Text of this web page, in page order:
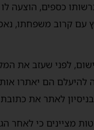
כספים,
עם קרוב משפחתו,
לפני שעזב את
להיעלם הם יאתרו
לאתר את
מציינים כי